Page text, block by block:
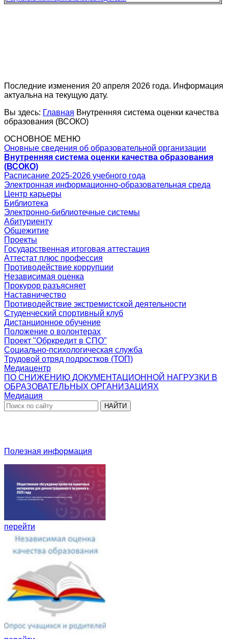
Последние изменения 20 апреля 2026 года. Информация
актуальна на текущую дату.
Вы здесь: Главная Внутренняя система оценки качества
образования (ВСОКО)
ОСНОВНОЕ МЕНЮ
Оновные сведения об образовательной организации
Внутренняя система оценки качества образования
(ВСОКО)
Расписание 2025-2026 учебного года
Электронная информационно-образовательная среда
Центр карьеры
Библиотека
Электронно-библиотечные системы
Абитуриенту
Общежитие
Проекты
Государственная итоговая аттестация
Аттестат плюс профессия
Противодействие коррупции
Независимая оценка
Прокурор разъясняет
Наставничество
Противодействие экстремистской деятельности
Студенческий спортивный клуб
Дистанционное обучение
Положение о волонтерах
Проект "Обркредит в СПО"
Социально-психологическая служба
Трудовой отряд подростков (ТОП)
Медиацентр
ПО СНИЖЕНИЮ ДОКУМЕНТАЦИОННОЙ НАГРУЗКИ В
ОБРАЗОВАТЕЛЬНЫХ ОРГАНИЗАЦИЯХ
Медиация
НАЙТИ
Полезная информация
перейти